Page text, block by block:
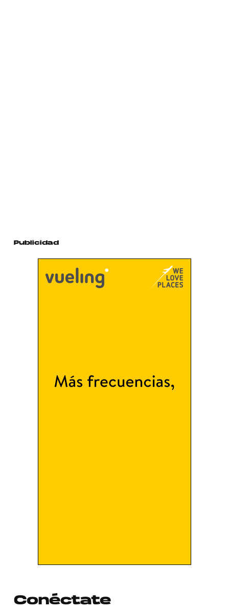
Publicidad
Conéctate